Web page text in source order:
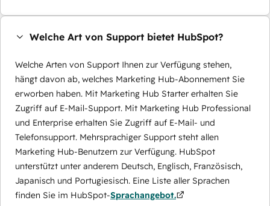
Welche Art von Support bietet HubSpot?
Welche Arten von Support Ihnen zur Verfügung stehen,
hängt davon ab, welches Marketing Hub-Abonnement Sie
erworben haben. Mit Marketing Hub Starter erhalten Sie
Zugriff auf E-Mail-Support. Mit Marketing Hub Professional
und Enterprise erhalten Sie Zugriff auf E-Mail- und
Telefonsupport. Mehrsprachiger Support steht allen
Marketing Hub-Benutzern zur Verfügung. HubSpot
unterstützt unter anderem Deutsch, Englisch, Französisch,
Japanisch und Portugiesisch. Eine Liste aller Sprachen
finden Sie im HubSpot-Sprachangebot.